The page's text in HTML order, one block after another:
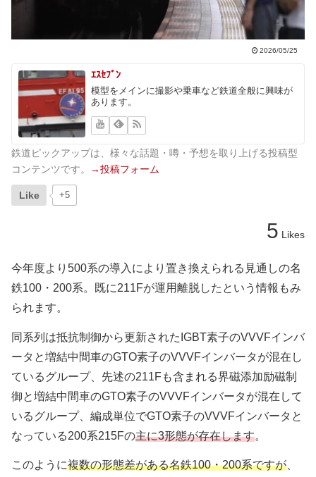
2026/05/25
ｴｽｾﾌﾞﾝ
模型をメインに撮影や乗車など鉄道全般に興味が
あります。
鉄道ピックアップは、様々な話題・噂・予想を取り上げる投稿型
コンテンツです。
→投稿フォーム
Like +5
5 Likes
今年度より500系の導入により置き換えられる見通しの名
鉄100・200系。既に211Fが運用離脱したという情報もみ
られます。
同系列は抵抗制御から更新されたIGBT素子のVVVFインバ
ータと増結中間車のGTO素子のVVVFインバータが混在し
ているグループ、先述の211Fも含まれる界磁添加励磁制
御と増結中間車のGTO素子のVVVFインバータが混在して
いるグループ、編成単位でGTO素子のVVVFインバータと
なっている200系215Fの主に3形態が存在します。
このように複数の形態差がある名鉄100・200系ですが